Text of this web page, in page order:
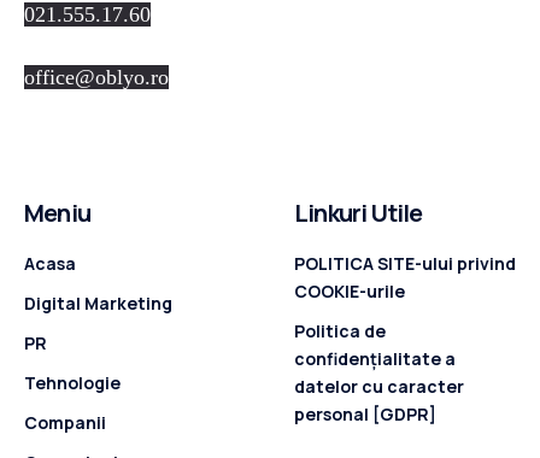
021.555.17.60
office@oblyo.ro
Meniu
Acasa
Digital Marketing
PR
Tehnologie
Companii
Linkuri Utile
POLITICA SITE-ului privind
COOKIE-urile
Politica de
confidenţialitate a
datelor cu caracter
personal [GDPR]